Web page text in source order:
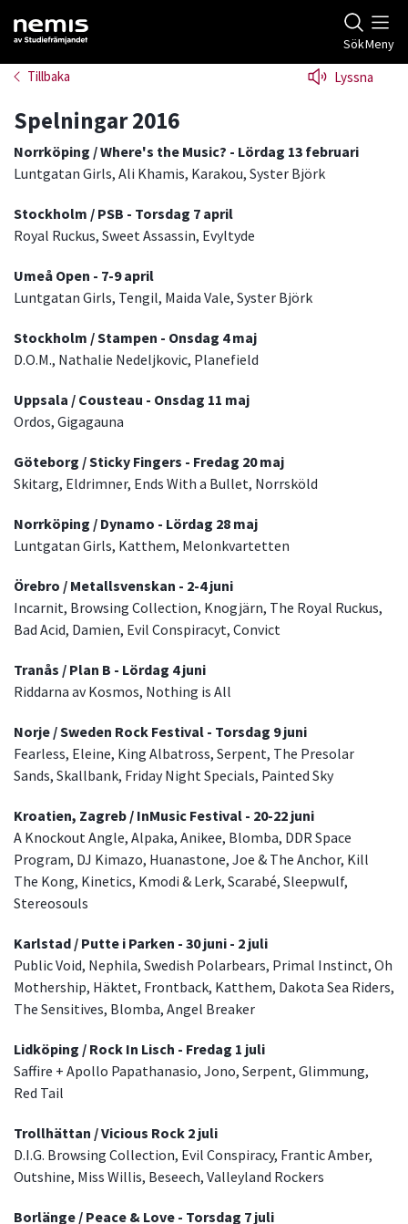
Gå till studiefrämjandets startsida SökMeny
Tillbaka Lyssna
Spelningar 2016
Norrköping / Where's the Music? - Lördag 13 februari
Luntgatan Girls, Ali Khamis, Karakou, Syster Björk
Stockholm / PSB - Torsdag 7 april
Royal Ruckus, Sweet Assassin, Evyltyde
Umeå Open - 7-9 april
Luntgatan Girls, Tengil, Maida Vale, Syster Björk
Stockholm / Stampen - Onsdag 4 maj
D.O.M., Nathalie Nedeljkovic, Planefield
Uppsala / Cousteau - Onsdag 11 maj
Ordos, Gigagauna
Göteborg / Sticky Fingers - Fredag 20 maj
Skitarg, Eldrimner, Ends With a Bullet, Norrsköld
Norrköping / Dynamo - Lördag 28 maj
Luntgatan Girls, Katthem, Melonkvartetten
Örebro / Metallsvenskan - 2-4 juni
Incarnit, Browsing Collection, Knogjärn, The Royal Ruckus,
Bad Acid, Damien, Evil Conspiracyt, Convict
Tranås / Plan B - Lördag 4 juni
Riddarna av Kosmos, Nothing is All
Norje / Sweden Rock Festival - Torsdag 9 juni
Fearless, Eleine, King Albatross, Serpent, The Presolar
Sands, Skallbank, Friday Night Specials, Painted Sky
Kroatien, Zagreb / InMusic Festival - 20-22 juni
A Knockout Angle, Alpaka, Anikee, Blomba, DDR Space
Program, DJ Kimazo, Huanastone, Joe & The Anchor, Kill
The Kong, Kinetics, Kmodi & Lerk, Scarabé, Sleepwulf,
Stereosouls
Karlstad / Putte i Parken - 30 juni - 2 juli
Public Void, Nephila, Swedish Polarbears, Primal Instinct, Oh
Mothership, Häktet, Frontback, Katthem, Dakota Sea Riders,
The Sensitives, Blomba, Angel Breaker
Lidköping / Rock In Lisch - Fredag 1 juli
Saffire + Apollo Papathanasio, Jono, Serpent, Glimmung,
Red Tail
Trollhättan / Vicious Rock 2 juli
D.I.G. Browsing Collection, Evil Conspiracy, Frantic Amber,
Outshine, Miss Willis, Beseech, Valleyland Rockers
Borlänge / Peace & Love - Torsdag 7 juli